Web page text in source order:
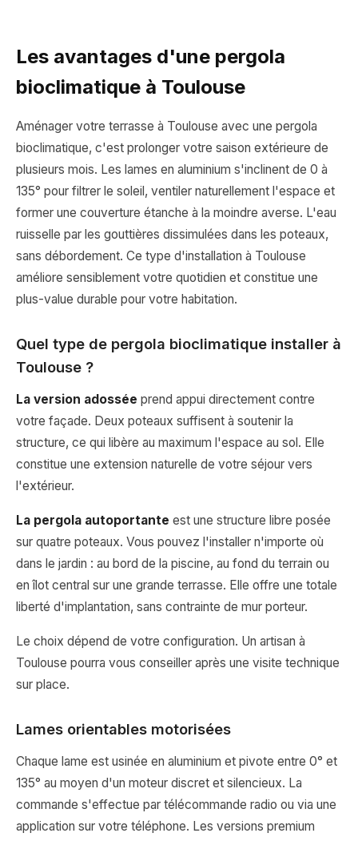
Les avantages d'une pergola
bioclimatique à Toulouse
Aménager votre terrasse à Toulouse avec une pergola
bioclimatique, c'est prolonger votre saison extérieure de
plusieurs mois. Les lames en aluminium s'inclinent de 0 à
135° pour filtrer le soleil, ventiler naturellement l'espace et
former une couverture étanche à la moindre averse. L'eau
ruisselle par les gouttières dissimulées dans les poteaux,
sans débordement. Ce type d'installation à Toulouse
améliore sensiblement votre quotidien et constitue une
plus-value durable pour votre habitation.
Quel type de pergola bioclimatique installer à
Toulouse ?
La version adossée prend appui directement contre
votre façade. Deux poteaux suffisent à soutenir la
structure, ce qui libère au maximum l'espace au sol. Elle
constitue une extension naturelle de votre séjour vers
l'extérieur.
La pergola autoportante est une structure libre posée
sur quatre poteaux. Vous pouvez l'installer n'importe où
dans le jardin : au bord de la piscine, au fond du terrain ou
en îlot central sur une grande terrasse. Elle offre une totale
liberté d'implantation, sans contrainte de mur porteur.
Le choix dépend de votre configuration. Un artisan à
Toulouse pourra vous conseiller après une visite technique
sur place.
Lames orientables motorisées
Chaque lame est usinée en aluminium et pivote entre 0° et
135° au moyen d'un moteur discret et silencieux. La
commande s'effectue par télécommande radio ou via une
application sur votre téléphone. Les versions premium